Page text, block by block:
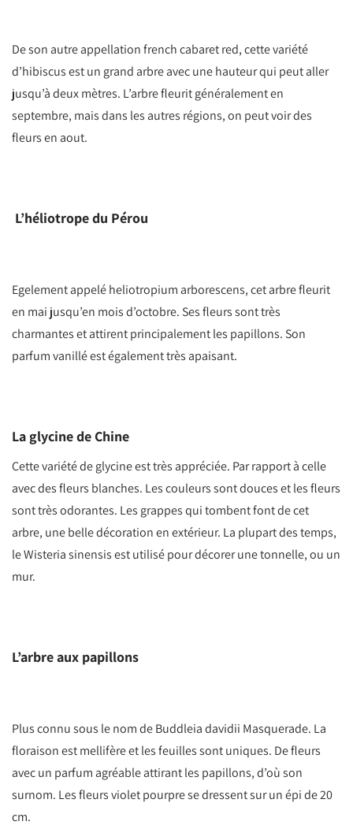
De son autre appellation french cabaret red, cette variété
d’hibiscus est un grand arbre avec une hauteur qui peut aller
jusqu’à deux mètres. L’arbre fleurit généralement en
septembre, mais dans les autres régions, on peut voir des
fleurs en aout.
L’héliotrope du Pérou
Egelement appelé heliotropium arborescens, cet arbre fleurit
en mai jusqu’en mois d’octobre. Ses fleurs sont très
charmantes et attirent principalement les papillons. Son
parfum vanillé est également très apaisant.
La glycine de Chine
Cette variété de glycine est très appréciée. Par rapport à celle
avec des fleurs blanches. Les couleurs sont douces et les fleurs
sont très odorantes. Les grappes qui tombent font de cet
arbre, une belle décoration en extérieur. La plupart des temps,
le Wisteria sinensis est utilisé pour décorer une tonnelle, ou un
mur.
L’arbre aux papillons
Plus connu sous le nom de Buddleia davidii Masquerade. La
floraison est mellifère et les feuilles sont uniques. De fleurs
avec un parfum agréable attirant les papillons, d’où son
surnom. Les fleurs violet pourpre se dressent sur un épi de 20
cm.